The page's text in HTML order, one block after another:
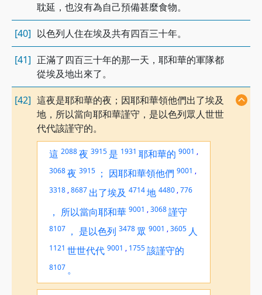
耽延，也沒有為自己預備甚麼食物。
[40] 以色列人住在埃及共有四百三十年。
[41] 正滿了四百三十年的那一天，耶和華的軍隊都
從埃及地出來了。
[42] 這夜是耶和華的夜；因耶和華領他們出了埃及
地，所以當向耶和華謹守，是以色列眾人世世
代代該謹守的。
這 2088夜 3915 是 1931 耶和華的 9001 ,
3068夜 3915 ； 因耶和華領他們 9001 ,
3318 ,8687 出了埃及 4714地 4480 ,776
， 所以當向耶和華 9001 ,3068謹守
8107 ， 是以色列 3478 眾 9001 ,3605 人
1121 世世代代 9001 , 1755該謹守的
8107 。